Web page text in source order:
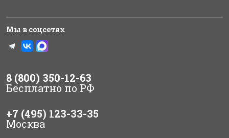
Мы в соцсетях
8 (800) 350-12-63
Бесплатно по РФ
+7 (495) 123-33-35
Москва